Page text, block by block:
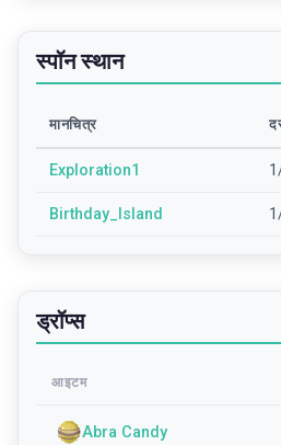
स्पॉन स्थान
मानचित्र
Exploration1
Birthday_Island
ड्रॉप्स
आइटम
Abra Candy